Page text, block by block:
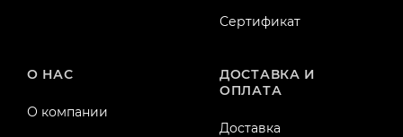
Сертификат
О НАС
О компании
ДОСТАВКА И
ОПЛАТА
Доставка